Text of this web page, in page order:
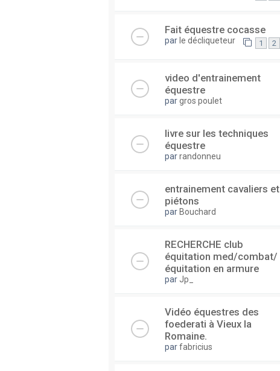
Fait équestre cocasse
par le décliqueteur 1 2
video d'entrainement
équestre
pargros poulet
livre sur les techniques
équestre
parrandonneu
entrainement cavaliers et
piétons
par Bouchard
RECHERCHE club
équitation med/combat/
équitation en armure
par Jp_
Vidéo équestres des
foederati à Vieux la
Romaine.
parfabricius